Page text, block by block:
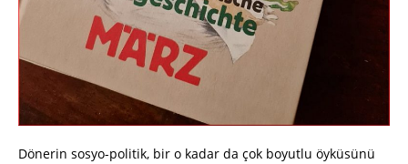
Dönerin sosyo-politik, bir o kadar da çok boyutlu öyküsünü